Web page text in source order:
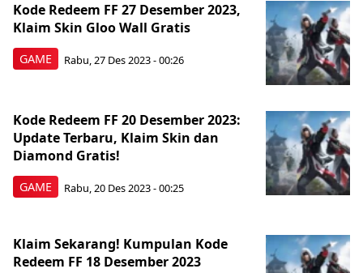
GAME
Kode Redeem FF 27 Desember 2023,
Klaim Skin Gloo Wall Gratis
Rabu, 27 Des 2023 - 00:26
GAME
Kode Redeem FF 20 Desember 2023:
Update Terbaru, Klaim Skin dan
Diamond Gratis!
Rabu, 20 Des 2023 - 00:25
Klaim Sekarang! Kumpulan Kode
Redeem FF 18 Desember 2023